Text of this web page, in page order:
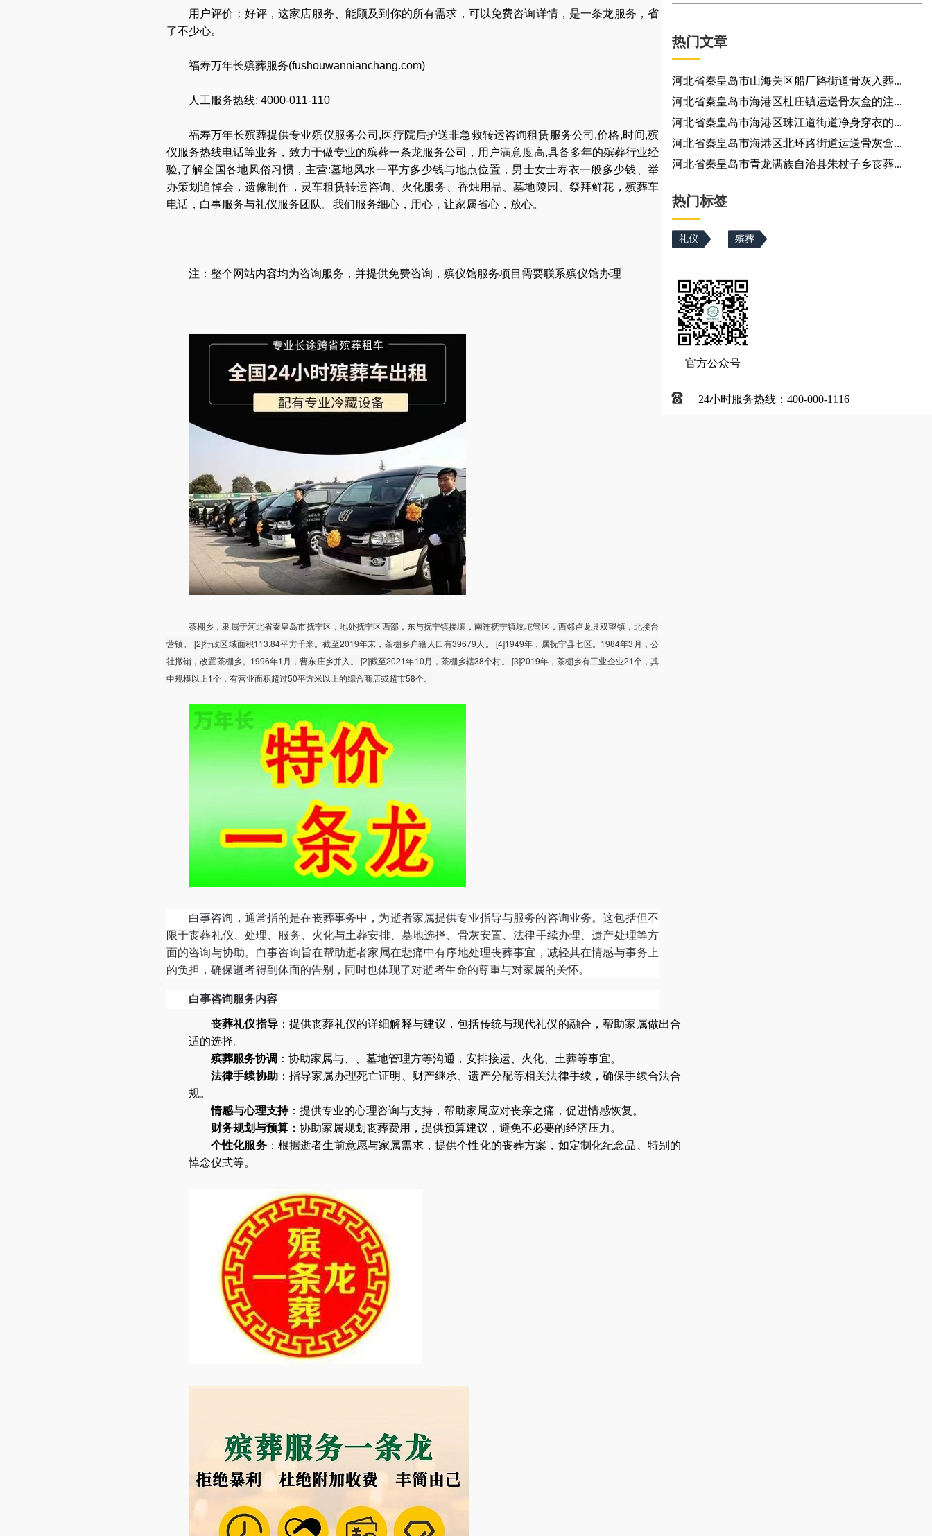
用户评价：好评，这家店服务、能顾及到你的所有需求，可以免费咨询详情，是一条龙服务，省
了不少心。
福寿万年长殡葬服务(fushouwannianchang.com)
人工服务热线: 4000-011-110
福寿万年长殡葬提供专业殡仪服务公司 ,医疗院后护送非急救转运咨询租赁服务公司 ,价格,时间,殡
仪服务热线电话等业务，致力于做专业的殡葬一条龙服务公司
，用户满意度高,具备多年的殡葬行业经
验,了解全国各地风俗习惯，主营:墓地风水一平方多少钱与地点位置 ， 男士女士寿衣一般多少钱 、举
办策划追悼会 ， 遗像制作 ， 灵车租赁转运咨询 火化服务 香烛用品 、墓地陵园 、祭拜鲜花 ， 殡葬车
电话 ， 白事服务与礼仪服务团队 。我们服务细心，用心，让家属省心，放心。
注：整个网站内容均为咨询服务，并提供免费咨询，殡仪馆服务项目需要联系殡仪馆办理
茶棚乡，隶属于河北省秦皇岛市抚宁区，地处抚宁区西部，东与抚宁镇接壤，南连抚宁镇坟坨管区，西邻卢龙县双望镇，北接台
营镇。 [2]行政区域面积113.84平方千米。截至2019年末，茶棚乡户籍人口有39679人。 [4]1949年，属抚宁县七区。1984年3月，公
社撤销，改置茶棚乡。1996年1月，曹东庄乡并入。 [2]截至2021年10月，茶棚乡辖38个村。 [3]2019年，茶棚乡有工业企业21个，其
中规模以上1个，有营业面积超过50平方米以上的综合商店或超市58个。
白事咨询，通常指的是在丧葬事务中，为逝者家属提供专业指导与服务的咨询业务。这包括但不
限于丧葬礼仪、处理、服务、火化与土葬安排、墓地选择、骨灰安置、法律手续办理、遗产处理等方
面的咨询与协助。白事咨询旨在帮助逝者家属在悲痛中有序地处理丧葬事宜，减轻其在情感与事务上
的负担，确保逝者得到体面的告别，同时也体现了对逝者生命的尊重与对家属的关怀。
白事咨询服务内容
丧葬礼仪指导：提供丧葬礼仪的详细解释与建议，包括传统与现代礼仪的融合，帮助家属做出合
适的选择。
殡葬服务协调 ：协助家属与、、墓地管理方等沟通，安排接运、火化、土葬等事宜。
法律手续协助：指导家属办理死亡证明、财产继承、遗产分配等相关法律手续，确保手续合法合
规。
情感与心理支持：提供专业的心理咨询与支持，帮助家属应对丧亲之痛，促进情感恢复。
财务规划与预算 ：协助家属规划丧葬费用，提供预算建议，避免不必要的经济压力。
个性化服务：根据逝者生前意愿与家属需求，提供个性化的丧葬方案，如定制化纪念品、特别的
悼念仪式等。
热门文章
河北省秦皇岛市山海关区船厂路街道骨灰入葬...
河北省秦皇岛市海港区杜庄镇运送骨灰盒的注...
河北省秦皇岛市海港区珠江道街道净身穿衣的...
河北省秦皇岛市海港区北环路街道运送骨灰盒...
河北省秦皇岛市青龙满族自治县朱杖子乡丧葬...
热门标签
礼仪 殡葬
官方公众号
24小时服务热线：400-000-1116